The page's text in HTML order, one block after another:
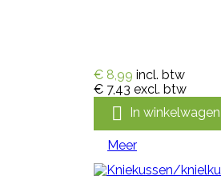
€ 8,99 incl. btw
€ 7,43 excl. btw
 In winkelwagen
Meer